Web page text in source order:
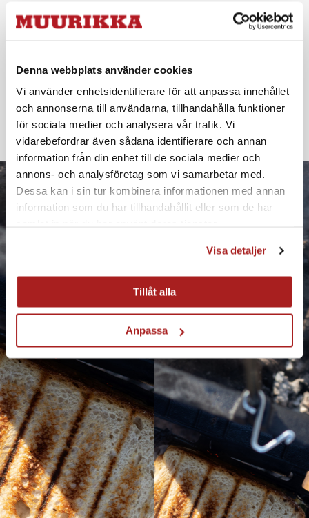
Denna webbplats använder cookies
Vi använder enhetsidentifierare för att anpassa innehållet
och annonserna till användarna, tillhandahålla funktioner
för sociala medier och analysera vår trafik. Vi
vidarebefordrar även sådana identifierare och annan
information från din enhet till de sociala medier och
annons- och analysföretag som vi samarbetar med.
Dessa kan i sin tur kombinera informationen med annan
information som du har tillhandahållit eller som de har
Visa detaljer
Tillåt alla
Anpassa
Ryggsäck
445 SEK